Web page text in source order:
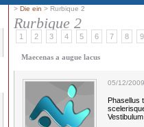
> Die ein > Rurbique 2
Rurbique 2
1 2 3 4 5 6 7 8 9
Maecenas a augue lacus
05/12/2009
Phasellus